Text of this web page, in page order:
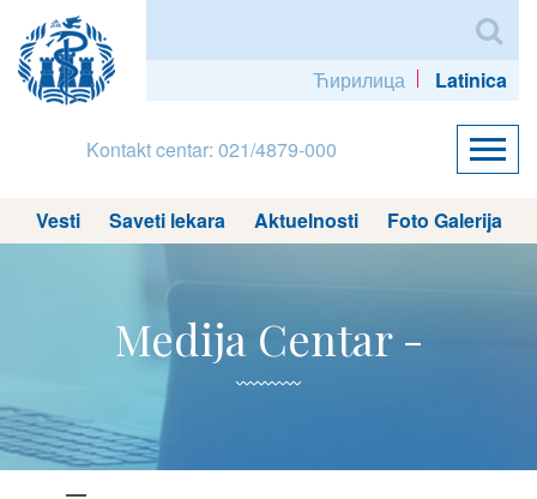
Ћирилица Latinica
Kontakt centar: 021/4879-000
Vesti Saveti lekara Aktuelnosti Foto Galerija
Medija Centar -